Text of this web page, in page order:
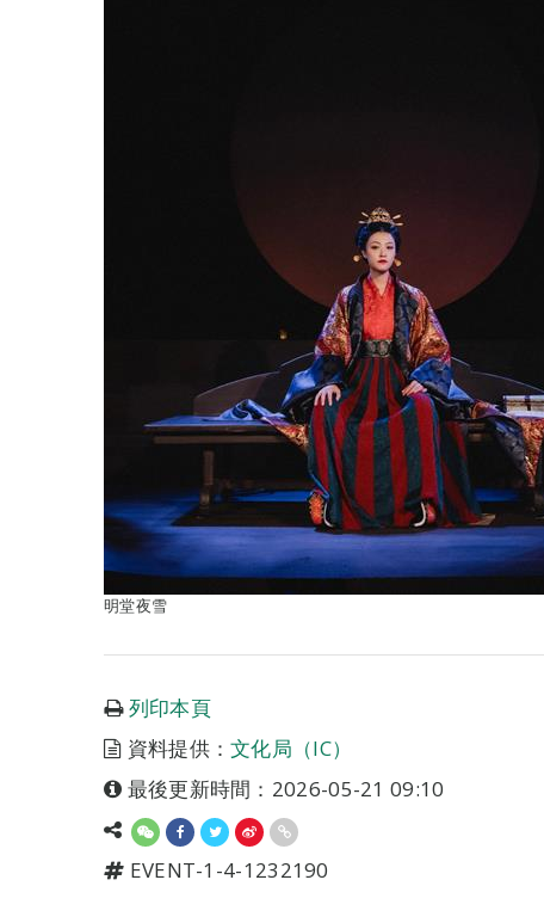
明堂夜雪
列印本頁
資料提供：文化局（IC）
最後更新時間：2026-05-21 09:10
EVENT-1-4-1232190